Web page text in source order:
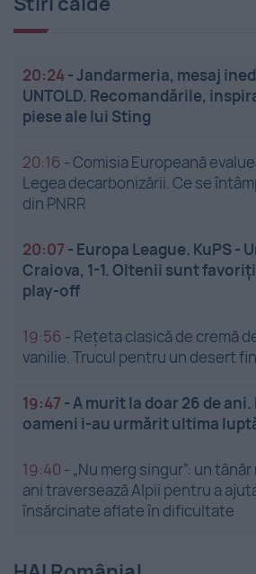
20:24-Jandarmeria, mesaj
UNTOLD. Recomandările,
piese ale lui Sting
20:16 -Comisia Europeană
Legea decarbonizării. Ce se
din PNRR
20:07 - Europa League. KuPS -
Craiova, 1-1. Oltenii sunt
play-off
19:56 - Rețeta clasică de cremă
vanilie. Trucul pentru un desert
19:47 -A murit la doar 26 de
oameni i-au urmărit ultima
19:40 - „Nu merg singur”: un
ani traversează Alpii pentru a
însărcinate aflate în dificultate